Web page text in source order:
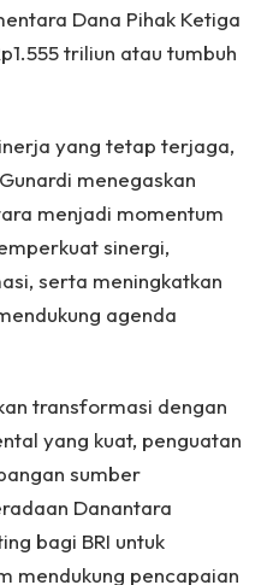
Dana Pihak Ketiga
triliun atau tumbuh
yang tetap terjaga,
menegaskan
menjadi momentum
sinergi,
serta meningkatkan
agenda
transformasi dengan
yang kuat, penguatan
sumber
Danantara
bagi BRI untuk
mendukung pencapaian